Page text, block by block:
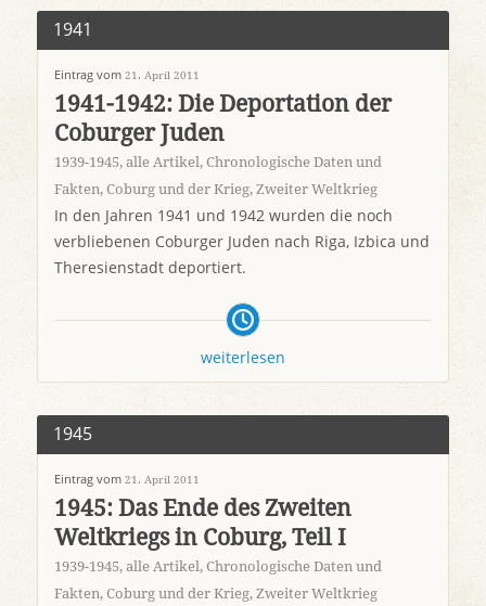
1941
Eintrag vom 21. April 2011
1941-1942: Die Deportation der
Coburger Juden
1939-1945, alle Artikel, Chronologische Daten und
Fakten, Coburg und der Krieg, Zweiter Weltkrieg
In den Jahren 1941 und 1942 wurden die noch
verbliebenen Coburger Juden nach Riga, Izbica und
Theresienstadt deportiert.
weiterlesen
1945
Eintrag vom 21. April 2011
1945: Das Ende des Zweiten
Weltkriegs in Coburg, Teil I
1939-1945, alle Artikel, Chronologische Daten und
Fakten, Coburg und der Krieg, Zweiter Weltkrieg